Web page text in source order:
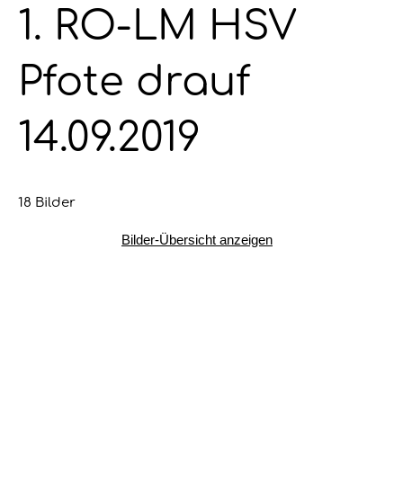
1. RO-LM HSV
Pfote drauf
14.09.2019
18 Bilder
Bilder-Übersicht anzeigen